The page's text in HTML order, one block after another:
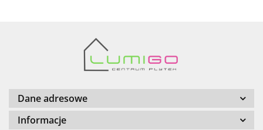
Barwolf
Dane adresowe
Informacje